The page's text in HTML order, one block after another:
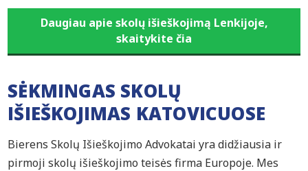
Daugiau apie skolų išieškojimą Lenkijoje,
skaitykite čia
SĖKMINGAS SKOLŲ
IŠIEŠKOJIMAS KATOVICUOSE
Bierens Skolų Išieškojimo Advokatai yra didžiausia ir
pirmoji skolų išieškojimo teisės firma Europoje. Mes